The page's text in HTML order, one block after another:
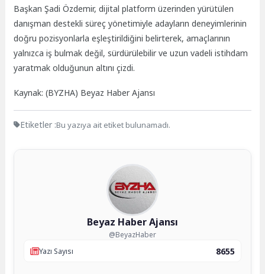
Başkan Şadi Özdemir, dijital platform üzerinden yürütülen
danışman destekli süreç yönetimiyle adayların deneyimlerinin
doğru pozisyonlarla eşleştirildiğini belirterek, amaçlarının
yalnızca iş bulmak değil, sürdürülebilir ve uzun vadeli istihdam
yaratmak olduğunun altını çizdi.
Kaynak: (BYZHA) Beyaz Haber Ajansı
Etiketler :Bu yazıya ait etiket bulunamadı.
Beyaz Haber Ajansı
@BeyazHaber
Yazı Sayısı
8655